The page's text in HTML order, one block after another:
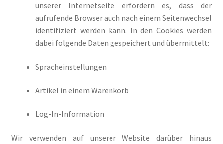
unserer Internetseite erfordern es, dass der
aufrufende Browser auch nach einem Seitenwechsel
identifiziert werden kann. In den Cookies werden
dabei folgende Daten gespeichert und übermittelt:
Spracheinstellungen
Artikel in einem Warenkorb
Log-In-Information
Wir verwenden auf unserer Website darüber hinaus